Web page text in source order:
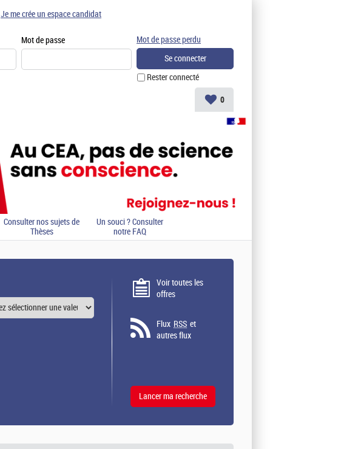
Mot de passe
Rester connecté
Mot de passe perdu
Je me crée un espace candidat
0
Consulter nos sujets de
Thèses
Un souci ? Consulter
notre FAQ
Voir toutes les
offres
Flux RSS et
autres flux